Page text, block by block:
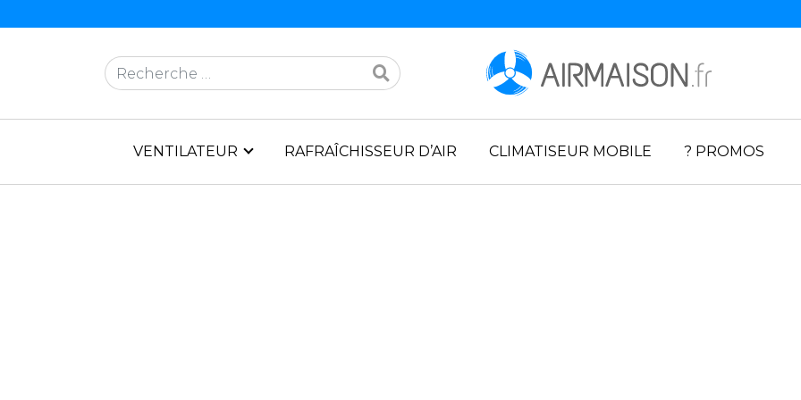
Rechercher
VENTILATEUR RAFRAÎCHISSEUR D’AIR CLIMATISEUR MOBILE ? PROMOS